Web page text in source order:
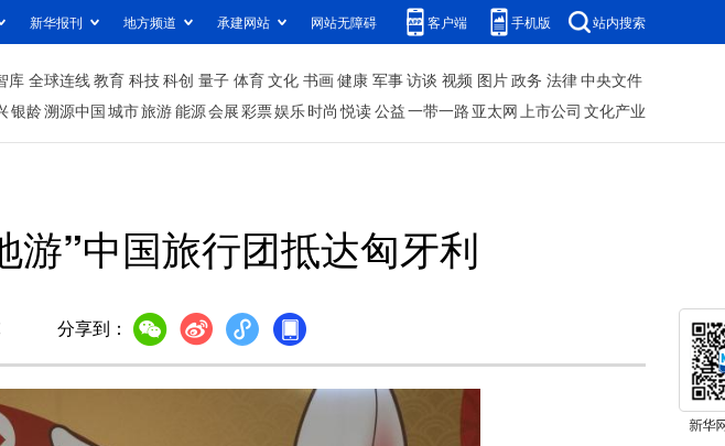
新华报刊 地方频道 承建网站 网站无障碍 客户端 手机版 站内搜索
库 全球连线教育 科技科创 量子 体育文化 书画健康 军事访谈 视频 图片政务 法律中央文件
银龄溯源中国城市旅游能源会展彩票娱乐时尚 悦读公益一带一路 亚太网上市公司 文化产业
游”中国旅行团抵达匈牙利
分享到：